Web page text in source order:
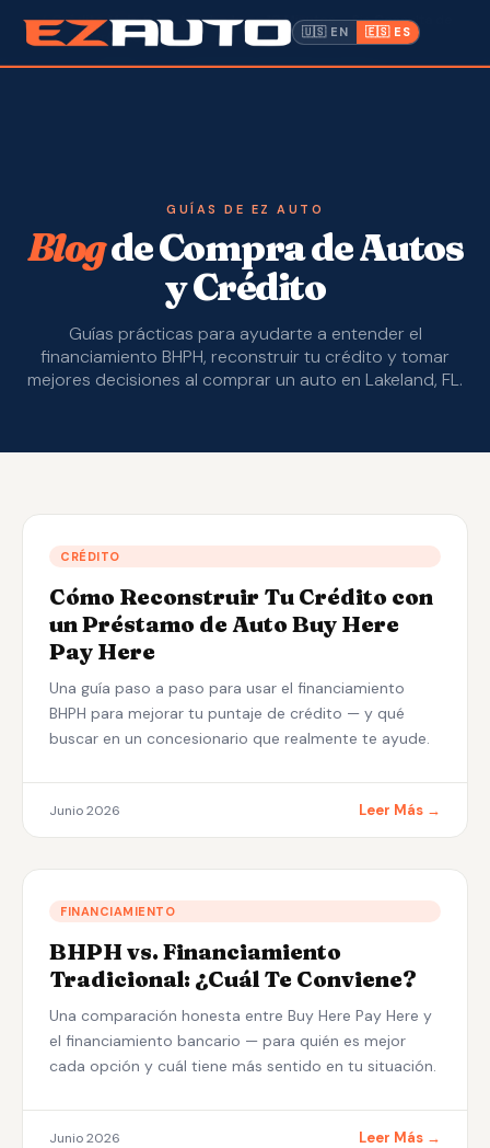
✓ Crédito Malo OK· Aprobado en 10 Minutos · Sin Consulta de
Crédito · 📍 1612 W. Memorial Blvd, Lakeland FL
🇺🇸 EN 🇪🇸 ES
Hacer un Pago
CPI
Servicio y Reparación
Nosotros
(863) 940-9675
GUÍAS DE EZ AUTO
Blogde Compra de Autos
y Crédito
Guías prácticas para ayudarte a entender el
financiamiento BHPH, reconstruir tu crédito y tomar
mejores decisiones al comprar un auto en Lakeland, FL.
CRÉDITO
Cómo Reconstruir Tu Crédito con
un Préstamo de Auto Buy Here
Pay Here
Una guía paso a paso para usar el financiamiento
BHPH para mejorar tu puntaje de crédito — y qué
buscar en un concesionario que realmente te ayude.
Junio 2026 Leer Más →
FINANCIAMIENTO
BHPH vs. Financiamiento
Tradicional: ¿Cuál Te Conviene?
Una comparación honesta entre Buy Here Pay Here y
el financiamiento bancario — para quién es mejor
cada opción y cuál tiene más sentido en tu situación.
Junio 2026 Leer Más →